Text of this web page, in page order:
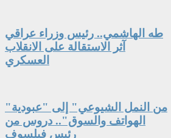
طه الهاشمي.. رئيس وزراء عراقي
آثر الاستقالة على الانقلاب
العسكري
"من النمل الشيوعي" إلى "عبودية
الهواتف والسوق".. دروس من
رئيس فيلسوف